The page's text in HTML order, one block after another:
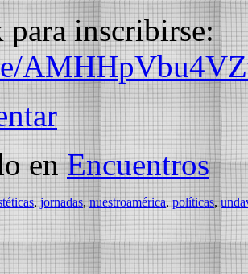
inscribirse:
en Encuentros
,jornadas,nuestroamérica,políticas,